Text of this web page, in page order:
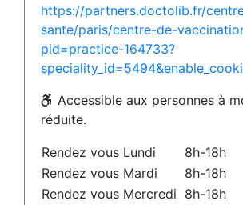
https://partners.doctolib.fr/
sante/paris/centre-de-
pid=practice-164733?
Accessible aux personnes à
réduite.
Rendez vous Lundi
8h-18h
Rendez vous Mardi
8h-18h
Rendez vous Mercredi 8h-18h